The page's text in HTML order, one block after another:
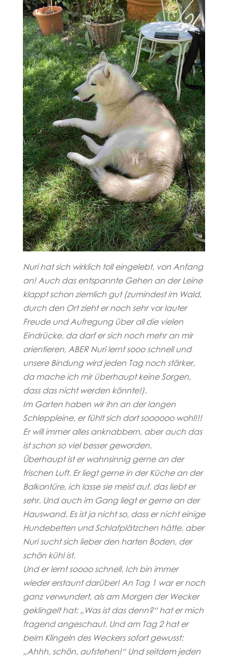
Nuri hat sich wirklich toll eingelebt, von Anfang
an! Auch das entspannte Gehen an der Leine
klappt schon ziemlich gut (zumindest im Wald,
durch den Ort zieht er noch sehr vor lauter
Freude und Aufregung über all die vielen
Eindrücke, da darf er sich noch mehr an mir
orientieren, ABER Nuri lernt sooo schnell und
unsere Bindung wird jeden Tag noch stärker,
da mache ich mir überhaupt keine Sorgen,
dass das nicht werden könnte!).
Im Garten haben wir ihn an der langen
Schleppleine, er fühlt sich dort soooooo wohl!!!
Er will immer alles anknabbern, aber auch das
ist schon so viel besser geworden.
Überhaupt ist er wahnsinnig gerne an der
frischen Luft. Er liegt gerne in der Küche an der
Balkontüre, ich lasse sie meist auf, das liebt er
sehr. Und auch im Gang liegt er gerne an der
Hauswand. Es ist ja nicht so, dass er nicht einige
Hundebetten und Schlafplätzchen hätte, aber
Nuri sucht sich lieber den harten Boden, der
schön kühl ist.
Und er lernt soooo schnell. Ich bin immer
wieder erstaunt darüber! An Tag 1 war er noch
ganz verwundert, als am Morgen der Wecker
geklingelt hat: „Was ist das denn?“ hat er mich
fragend angeschaut. Und am Tag 2 hat er
beim Klingeln des Weckers sofort gewusst:
„Ahhh, schön, aufstehen!“ Und seitdem jeden